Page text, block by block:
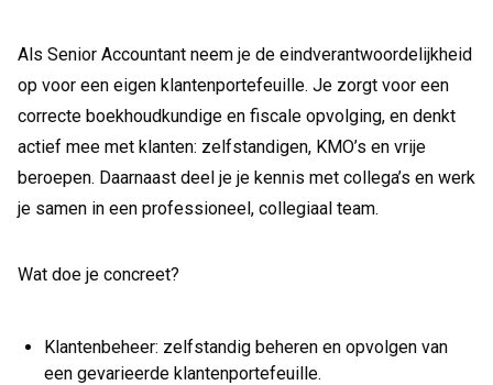
Als Senior Accountant neem je de eindverantwoordelijkheid
op voor een eigen klantenportefeuille. Je zorgt voor een
correcte boekhoudkundige en fiscale opvolging, en denkt
actief mee met klanten: zelfstandigen, KMO’s en vrije
beroepen. Daarnaast deel je je kennis met collega’s en werk
je samen in een professioneel, collegiaal team.
Wat doe je concreet?
Klantenbeheer: zelfstandig beheren en opvolgen van
een gevarieerde klantenportefeuille.